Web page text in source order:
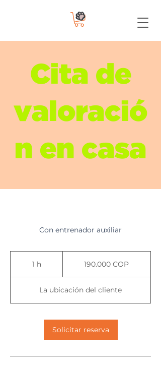
Cita de
valoració
n en casa
Con entrenador auxiliar
1 h1
colombianos190.000 COP
La ubicación del cliente
Solicitar reserva